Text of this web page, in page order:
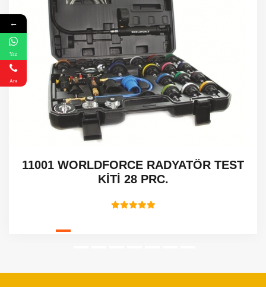
11001 WORLDFORCE RADYATÖR TEST
KİTİ 28 PRC.
←
Yaz
Ara